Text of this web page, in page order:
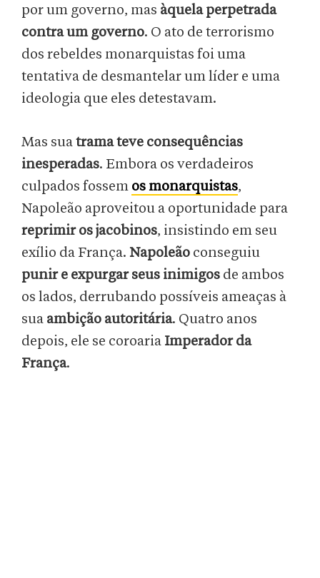
por um governo, mas àquela perpetrada
contra um governo. O ato de terrorismo
dos rebeldes monarquistas foi uma
tentativa de desmantelar um líder e uma
ideologia que eles detestavam.
Mas suatrama teve consequências
inesperadas. Embora os verdadeiros
culpados fossem os monarquistas,
Napoleão aproveitou a oportunidade para
reprimir os jacobinos, insistindo em seu
exílio da França. Napoleão conseguiu
punir e expurgar seus inimigos de ambos
os lados, derrubando possíveis ameaças à
sua ambição autoritária. Quatro anos
depois, ele se coroaria Imperador da
França.